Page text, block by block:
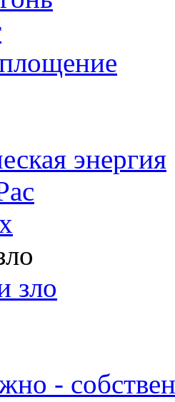
энергия
зло
-